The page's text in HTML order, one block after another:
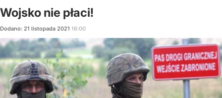
Wojsko nie płaci!
Dodano: 21 listopada 2021 16:00